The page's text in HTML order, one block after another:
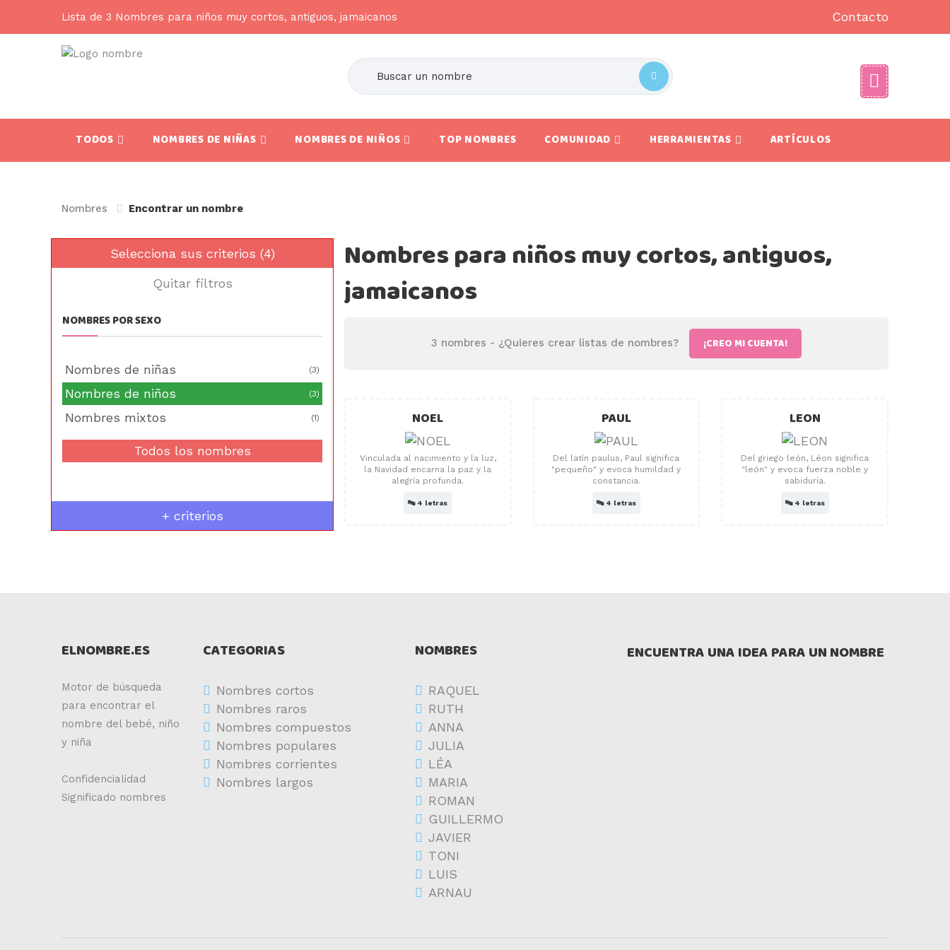
Lista de 3 Nombres para niños muy cortos, antiguos, jamaicanos Contacto
TODOS NOMBRES DE NIÑAS NOMBRES DE NIÑOS TOP NOMBRES COMUNIDAD HERRAMIENTAS ARTÍCULOS
Nombres Encontrar un nombre
Selecciona sus criterios (4)
Quitar filtros
NOMBRES POR SEXO
Nombres de niñas (3)
Nombres de niños (3)
Nombres mixtos (1)
Todos los nombres
+ criterios
Nombres para niños muy cortos, antiguos,
jamaicanos
3 nombres - ¿Quieres crear listas de nombres? ¡CREO MI CUENTA!
NOEL
Vinculada al nacimiento y la luz,
la Navidad encarna la paz y la
alegría profunda.
🔤 4 letras
PAUL
Del latín paulus, Paul significa
"pequeño" y evoca humildad y
constancia.
🔤 4 letras
LEON
Del griego león, Léon significa
"león" y evoca fuerza noble y
sabiduría.
🔤 4 letras
ELNOMBRE.ES
Motor de búsqueda
para encontrar el
nombre del bebé, niño
y niña
Confidencialidad
Significado nombres
CATEGORIAS
Nombres cortos
Nombres raros
Nombres compuestos
Nombres populares
Nombres corrientes
Nombres largos
NOMBRES
RAQUEL
RUTH
ANNA
JULIA
LÉA
MARIA
ROMAN
GUILLERMO
JAVIER
TONI
LUIS
ARNAU
ENCUENTRA UNA IDEA PARA UN NOMBRE